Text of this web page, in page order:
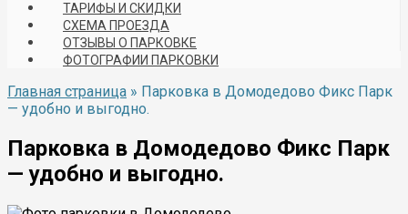
ТАРИФЫ И СКИДКИ
СХЕМА ПРОЕЗДА
ОТЗЫВЫ О ПАРКОВКЕ
ФОТОГРАФИИ ПАРКОВКИ
Главная страница » Парковка в Домодедово Фикс Парк
— удобно и выгодно.
Парковка в Домодедово Фикс Парк
— удобно и выгодно.